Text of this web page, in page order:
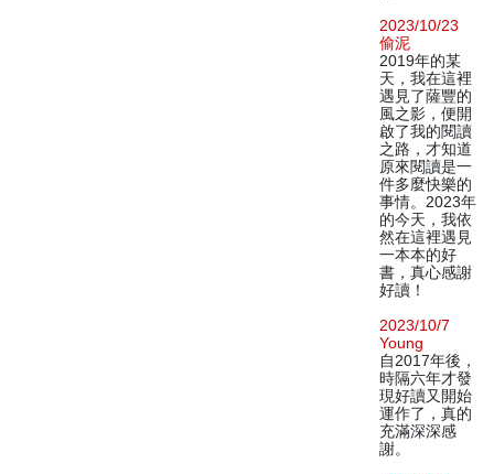
2023/10/23
偷泥
2019年的某
天，我在這裡
遇見了薩豐的
風之影，便開
啟了我的閱讀
之路，才知道
原來閱讀是一
件多麼快樂的
事情。2023年
的今天，我依
然在這裡遇見
一本本的好
書，真心感謝
好讀！
2023/10/7
Young
自2017年後，
時隔六年才發
現好讀又開始
運作了，真的
充滿深深感
謝。